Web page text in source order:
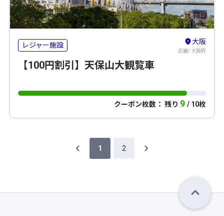
レジャー施設 大阪
近畿/ 大阪府
【100円割引】天保山大観覧車
クーポン枚数： 残り 9 / 10枚
1 2